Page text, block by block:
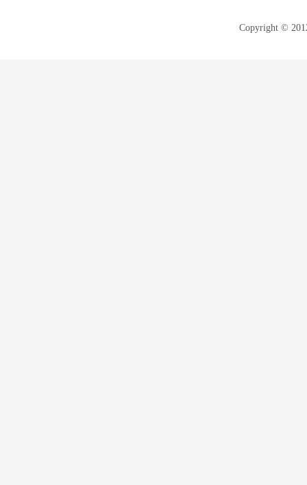
Copyright ©